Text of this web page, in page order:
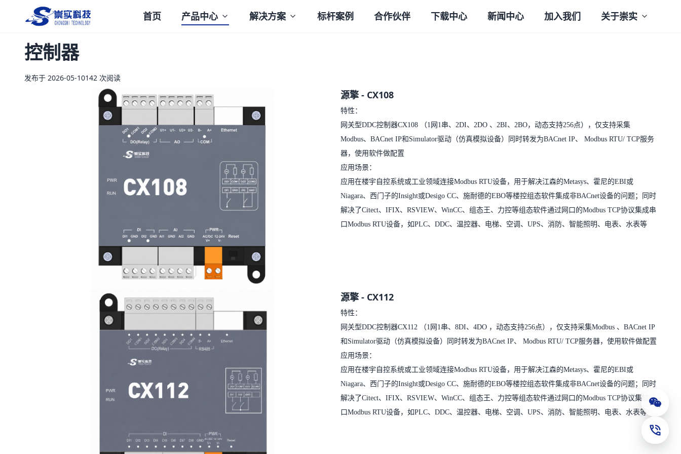
崇实科技 首页 产品中心 解决方案 标杆案例 合作伙伴 下载中心 新闻中心 加入我们 关于崇实
控制器
发布于 2026-05-10142 次阅读
源擎 - CX108
特性：
网关型DDC控制器CX108 （1网1串、2DI、2DO 、2BI、2BO，动态支持256点），仅支持采集
Modbus、BACnet IP和Simulator驱动（仿真模拟设备）同时转发为BACnet IP、 Modbus RTU/ TCP服务
器，使用软件做配置
应用场景：
应用在楼宇自控系统或工业领域连接Modbus RTU设备，用于解决江森的Metasys、霍尼的EBI或
Niagara、西门子的Insight或Desigo CC、施耐德的EBO等楼控组态软件集成非BACnet设备的问题；同时
解决了Citect、IFIX、RSVIEW、WinCC、组态王、力控等组态软件通过网口的Modbus TCP协议集成串
口Modbus RTU设备，如PLC、DDC、温控器、电梯、空调、UPS、消防、智能照明、电表、水表等
源擎 - CX112
特性：
网关型DDC控制器CX112 （1网1串、8DI、4DO ，动态支持256点），仅支持采集Modbus 、BACnet IP
和Simulator驱动（仿真模拟设备）同时转发为BACnet IP、 Modbus RTU/ TCP服务器，使用软件做配置
应用场景：
应用在楼宇自控系统或工业领域连接Modbus RTU设备，用于解决江森的Metasys、霍尼的EBI或
Niagara、西门子的Insight或Desigo CC、施耐德的EBO等楼控组态软件集成非BACnet设备的问题；同时
解决了Citect、IFIX、RSVIEW、WinCC、组态王、力控等组态软件通过网口的Modbus TCP协议集成串
口Modbus RTU设备，如PLC、DDC、温控器、电梯、空调、UPS、消防、智能照明、电表、水表等
公众号
联系电